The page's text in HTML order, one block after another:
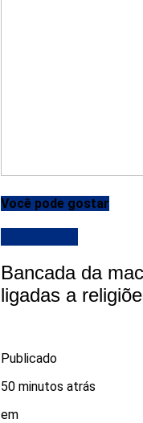
Você pode gostar
Bancada da
ligadas a
Publicado
50 minutos atrás
em